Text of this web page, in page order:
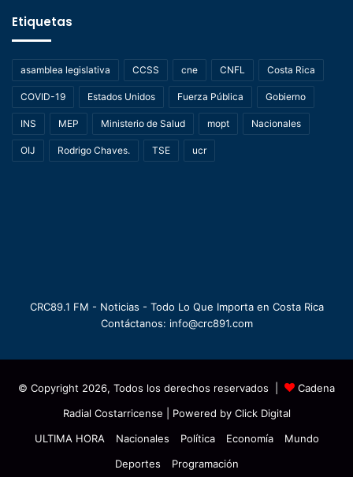
Etiquetas
asamblea legislativa CCSS cne CNFL Costa Rica
COVID-19 Estados Unidos Fuerza Pública Gobierno
INS MEP Ministerio de Salud mopt Nacionales
OIJ Rodrigo Chaves. TSE ucr
CRC89.1 FM - Noticias - Todo Lo Que Importa en Costa Rica
Contáctanos: info@crc891.com
© Copyright 2026, Todos los derechos reservados |
Cadena
Radial Costarricense | Powered by Click Digital
ULTIMA HORA
Nacionales Política Economía
Mundo
Deportes
Programación